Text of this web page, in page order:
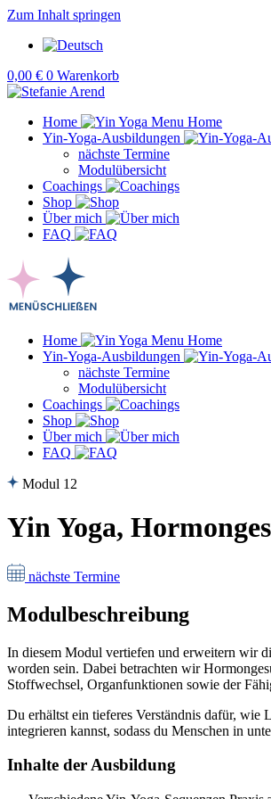
Zum Inhalt springen
0,00 € 0 Warenkorb
Home
Yin-Yoga-Ausbildungen
nächste Termine
Modulübersicht
Coachings
Shop
Über mich
FAQ
Home
Yin-Yoga-Ausbildungen
nächste Termine
Modulübersicht
Coachings
Shop
Über mich
FAQ
Modul 12
Yin Yoga,
nächste Termine
Modulbeschreibung
In diesem Modul vertiefen und erweitern wir
worden sein. Dabei betrachten wir
Stoffwechsel, Organfunktionen sowie der
Du erhältst ein tieferes Verständnis dafür, wie
integrieren kannst, sodass du Menschen in
Inhalte der Ausbildung